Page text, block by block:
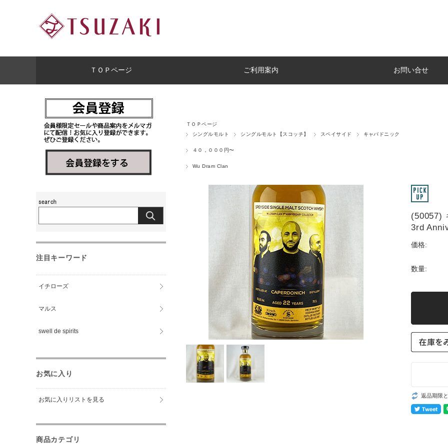
ＴＯＰページ ご利用案内 お問い合せ
ＴＯＰページ
シングルモルト
シングルモルト【スコッチ】 スペイサイド キャパドニック
４０，０００円〜
Wu Dram Clan
(50057)
3rd
価格:
数量:
返品期限
注目キーワード
イチローズ
マルス
swell de spirits
お気に入り
お気に入りリストを見る
商品カテゴリ